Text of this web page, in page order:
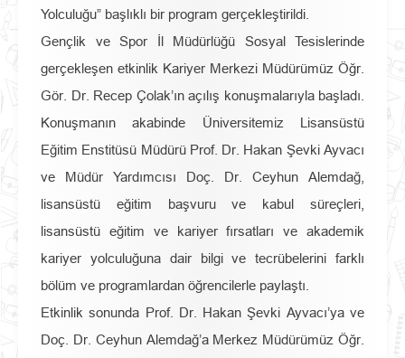
Yolculuğu” başlıklı bir program gerçekleştirildi.
Gençlik ve Spor İl Müdürlüğü Sosyal Tesislerinde
gerçekleşen etkinlik Kariyer Merkezi Müdürümüz Öğr.
Gör. Dr. Recep Çolak’ın açılış konuşmalarıyla başladı.
Konuşmanın akabinde Üniversitemiz Lisansüstü
Eğitim Enstitüsü Müdürü Prof. Dr. Hakan Şevki Ayvacı
ve Müdür Yardımcısı Doç. Dr. Ceyhun Alemdağ,
lisansüstü eğitim başvuru ve kabul süreçleri,
lisansüstü eğitim ve kariyer fırsatları ve akademik
kariyer yolculuğuna dair bilgi ve tecrübelerini farklı
bölüm ve programlardan öğrencilerle paylaştı.
Etkinlik sonunda Prof. Dr. Hakan Şevki Ayvacı’ya ve
Doç. Dr. Ceyhun Alemdağ’a Merkez Müdürümüz Öğr.